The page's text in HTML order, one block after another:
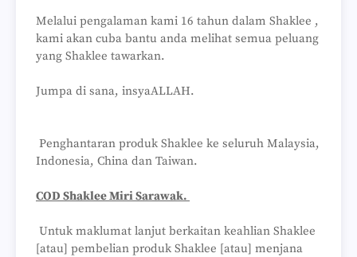
Melalui pengalaman kami 16 tahun dalam Shaklee ,
kami akan cuba bantu anda melihat semua peluang
yang Shaklee tawarkan.
Jumpa di sana, insyaALLAH.
Penghantaran produk Shaklee ke seluruh Malaysia,
Indonesia, China dan Taiwan.
COD Shaklee Miri Sarawak.
Untuk maklumat lanjut berkaitan keahlian Shaklee
[atau] pembelian produk Shaklee [atau] menjana